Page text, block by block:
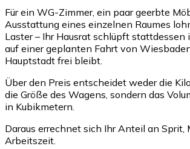
Für ein WG-Zimmer, ein paar geerbte
Ausstattung eines einzelnen Raumes
Laster – Ihr Hausrat schlüpft stattdessen
auf einer geplanten Fahrt von
Hauptstadt frei bleibt.
Über den Preis entscheidet weder die
die Größe des Wagens, sondern das
in Kubikmetern.
Daraus errechnet sich Ihr Anteil an Sprit,
Arbeitszeit.